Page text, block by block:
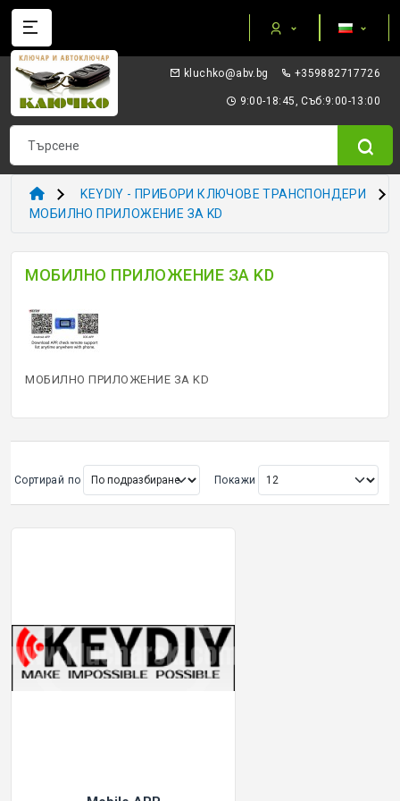
gb.vba@okhculk +359882717726
9:00-18:45, Съб:9:00-13:00
Категории
AUTEL ПРИБОРИ И ОБОРУДВАНЕ
I/O TERMINAL
KEYDIY - ПРИБОРИ КЛЮЧОВЕ ТРАНСПОНДЕРИ
XHORSE VVDI
ТРАНСПОНДЕР И ECU ПРИБОРИ
ЗАГОТОВКИ ERREBI
ЗАГОТОВКИ ДРУГИ
Покажи всички
ЕМУЛАТОРИ
МАСЛА, ХИМИЯ И СПРЕЙОВЕ VOULIS
KEYDIY - ПРИБОРИ КЛЮЧОВЕ ТРАНСПОНДЕРИ
МОБИЛНО ПРИЛОЖЕНИЕ ЗА KD
МОБИЛНО ПРИЛОЖЕНИЕ ЗА KD
МОБИЛНО ПРИЛОЖЕНИЕ ЗА KD
Сортирай по Покажи